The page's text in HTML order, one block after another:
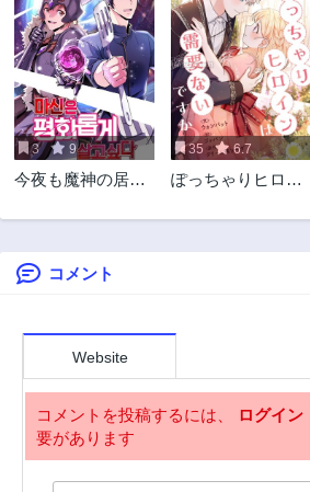
3年前 3年前
20話
3年前
19話
3年前
18話
3年前
17話
3年前
16話
3年前
15話
3年前
14話 13話
12話
10話
8話
3年前
7話
3年前
6話
3 9
今夜も魔神の居酒
35 6.7
ぽっちゃりヒロイ
か？
コメント
Website
コメントを投稿するには、 ログイン
要があります